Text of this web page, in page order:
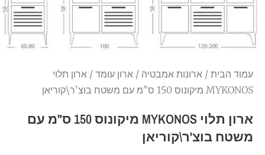
עמוד הבית / ארונות אמבטיה / ארון עומד / ארון תלוי
MYKONOS מיקונוס 150 ס"מ עם משטח בוצ'ר\קוריאן
ארון תלוי MYKONOS מיקונוס 150 ס"מ עם
משטח בוצ'ר\קוריאן